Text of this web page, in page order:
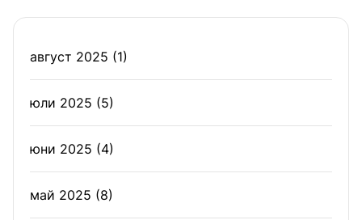
август 2025 (1)
юли 2025 (5)
юни 2025 (4)
май 2025 (8)